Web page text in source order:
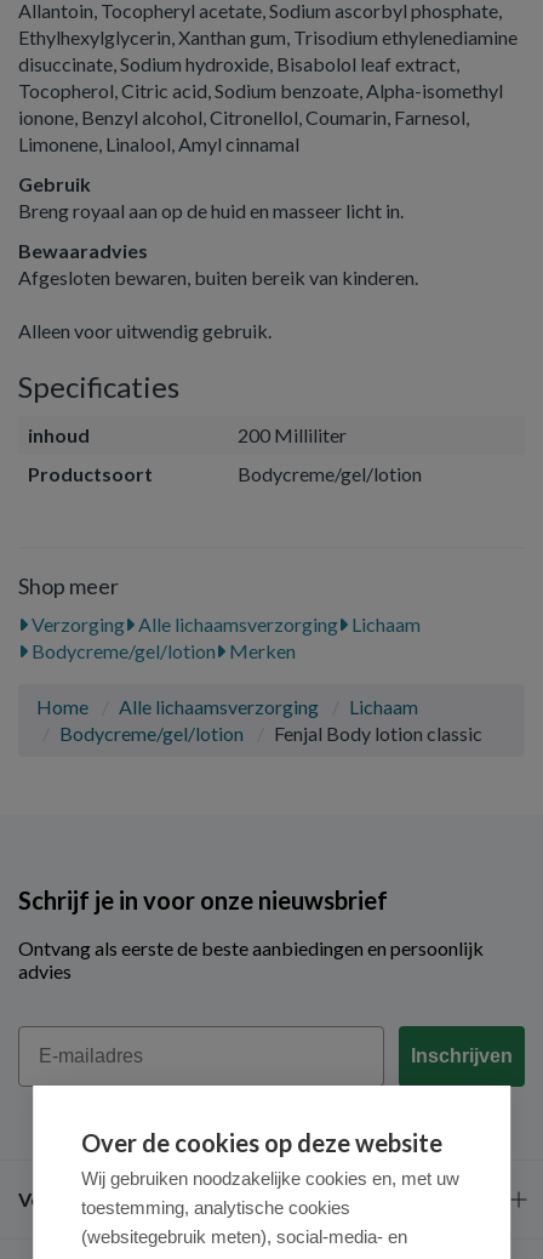
Allantoin, Tocopheryl acetate, Sodium ascorbyl phosphate,
Ethylhexylglycerin, Xanthan gum, Trisodium ethylenediamine
disuccinate, Sodium hydroxide, Bisabolol leaf extract,
Tocopherol, Citric acid, Sodium benzoate, Alpha-isomethyl
ionone, Benzyl alcohol, Citronellol, Coumarin, Farnesol,
Limonene, Linalool, Amyl cinnamal
Gebruik
Breng royaal aan op de huid en masseer licht in.
Bewaaradvies
Afgesloten bewaren, buiten bereik van kinderen.
Alleen voor uitwendig gebruik.
Specificaties
inhoud
200 Milliliter
Productsoort
Bodycreme/gel/lotion
Shop meer
Verzorging Alle lichaamsverzorging
Lichaam
Bodycreme/gel/lotion
Merken
Home Alle lichaamsverzorging
Lichaam
Bodycreme/gel/lotion
Fenjal Body lotion classic
Schrijf je in voor onze nieuwsbrief
Ontvang als eerste de beste aanbiedingen en persoonlijk
advies
Email
Inschrijven
Veel gestelde vragen
Over de cookies op deze website
Wij gebruiken noodzakelijke cookies en, met uw
toestemming, analytische cookies
(websitegebruik meten), social-media- en